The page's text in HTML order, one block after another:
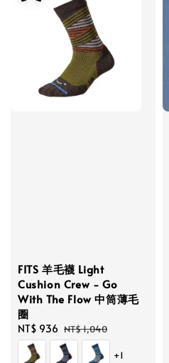
FITS 羊毛襪 Light
Cushion Crew - Go
With The Flow 中筒薄毛
圈
Sale
price
NT$ 936 Regular
price
NT$ 1,040
+1